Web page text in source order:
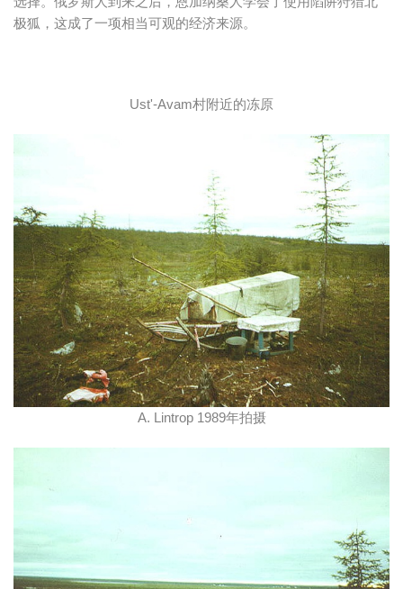
极狐，这成了一项相当可观的经济来源。
Ust'-Avam村附近的冻原
A. Lintrop 1989年拍摄